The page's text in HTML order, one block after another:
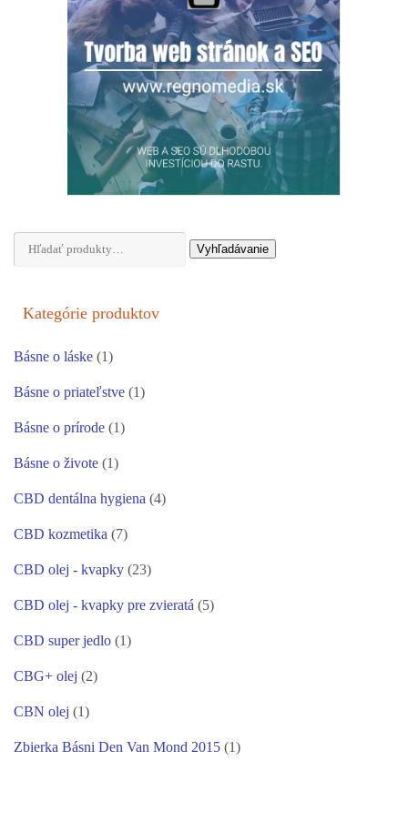
Hľadať: Vyhľadávanie
Kategórie produktov
Básne o láske (1)
Básne o priateľstve (1)
Básne o prírode (1)
Básne o živote (1)
CBD dentálna hygiena (4)
CBD kozmetika (7)
CBD olej - kvapky (23)
CBD olej - kvapky pre zvieratá (5)
CBD super jedlo (1)
CBG+ olej (2)
CBN olej (1)
Zbierka Básni Den Van Mond 2015 (1)